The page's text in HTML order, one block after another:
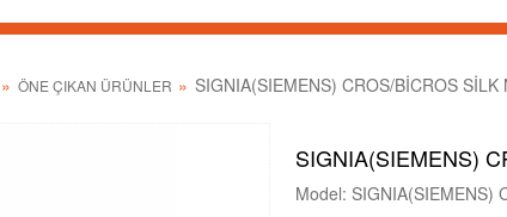
ÖNE ÇIKAN ÜRÜNLER SIGNIA(SIEMENS) CROS/BİCROS SİLK
SIGNIA(SIEMENS)
Model: SIGNIA(SIEMENS)